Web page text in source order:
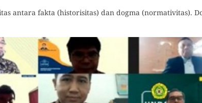
antara fakta (historisitas) dan dogma (normativitas).